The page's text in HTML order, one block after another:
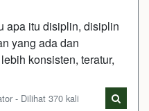
apa itu disiplin, disiplin
yang ada dan
konsisten, teratur,
- Dilihat 370 kali